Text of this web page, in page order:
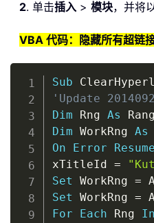
2. 单击插入 > 模块，并将
VBA 代码：隐藏所有超链
Sub
'Update
Dim Rng As
Dim WorkRng As
On
Error Resume
xTitleId =
Set WorkRng =
Set WorkRng =
For
Each Rng In